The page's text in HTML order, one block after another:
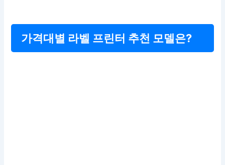
가격대별 라벨 프린터 추천 모델은?